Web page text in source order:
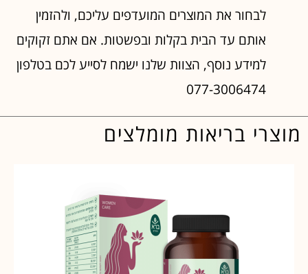
לבחור את המוצרים המועדפים עליכם, ולהזמין
אותם עד הבית בקלות ובפשטות. אם אתם זקוקים
למידע נוסף, הצוות שלנו ישמח לסייע לכם בטלפון
077-3006474
מוצרי בריאות מומלצים